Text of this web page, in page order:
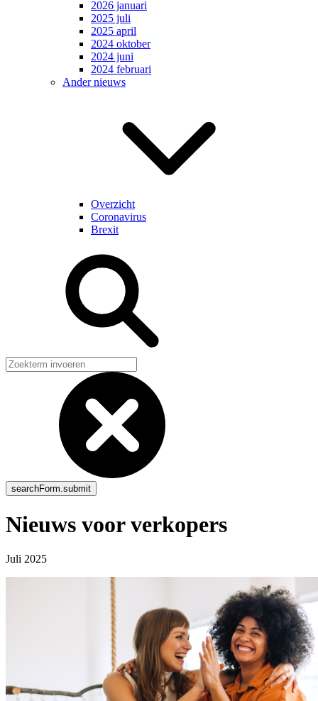
2026 januari
2025 juli
2025 april
2024 oktober
2024 juni
2024 februari
Ander nieuws
Overzicht
Coronavirus
Brexit
Nieuws voor verkopers
Juli 2025